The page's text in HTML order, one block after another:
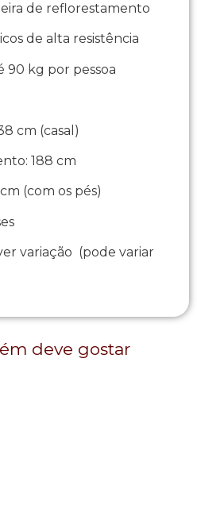
de reflorestamento
de alta resistência
90 kg por pessoa
cm (casal)
188 cm
(com os pés)
variação (pode variar
deve gostar